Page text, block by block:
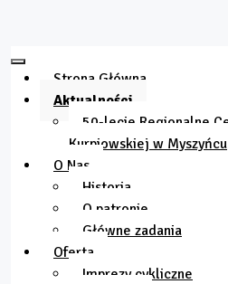
Strona Główna
Aktualności
50-lecie Regionalne
Kurpiowskiej w Myszyńcu
O Nas
Historia
O patronie
Główne zadania
Oferta
Imprezy cykliczne